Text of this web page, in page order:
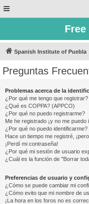
Spanish Institute of Puebla
Preguntas
Problemas acerca de la
¿Por qué me tengo que registrar?
¿Qué es COPPA? (APPCO)
¿Por qué no puedo registrarme?
Me he registrado ¡y no me puedo
¿Por qué no puedo identificarme?
Hace un tiempo me registré,
¡Perdí mi contraseña!
¿Por qué mi sesión de usuario
¿Cuál es la función de "Borrar
Preferencias de usuario y
¿Cómo se puede cambiar mi
¿Cómo evito que mi nombre de
¡La hora en los foros no es